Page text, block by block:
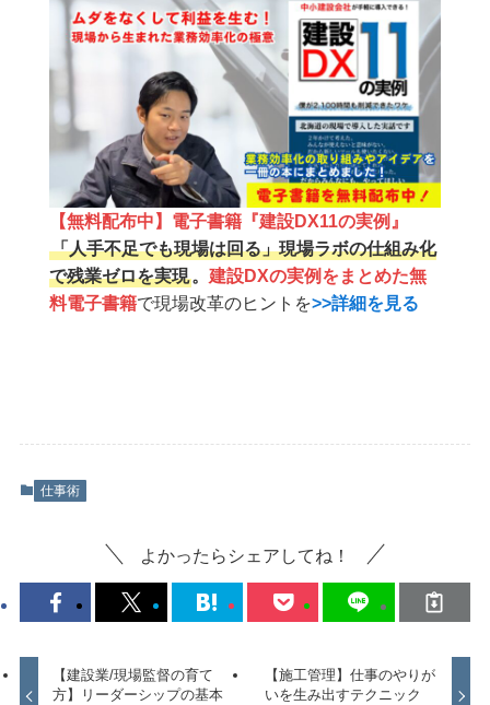
【無料配布中】電子書籍『建設DX11の実例』
「人手不足でも現場は回る」現場ラボの仕組み化
で残業ゼロを実現。 建設DXの実例をまとめた無
料電子書籍で現場改革のヒントを>>詳細を見る
仕事術
よかったらシェアしてね！
【建設業/現場監督の育て
方】リーダーシップの基本
【施工管理】仕事のやりが
いを生み出すテクニック